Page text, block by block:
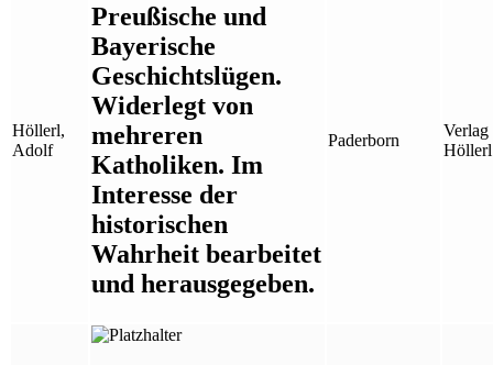
Höllerl,
Adolf
Preußische und
Bayerische
Geschichtslügen.
Widerlegt von
mehreren
Katholiken. Im
Interesse der
historischen
Wahrheit bearbeitet
und herausgegeben.
Paderborn
Höllerl